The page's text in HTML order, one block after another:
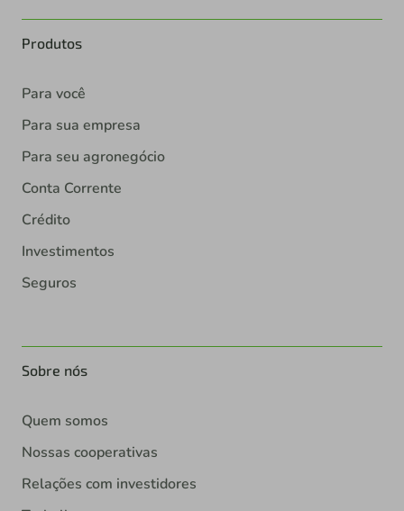
Produtos
Para você
Para sua empresa
Para seu agronegócio
Conta Corrente
Crédito
Investimentos
Seguros
Sobre nós
Quem somos
Nossas cooperativas
Relações com investidores